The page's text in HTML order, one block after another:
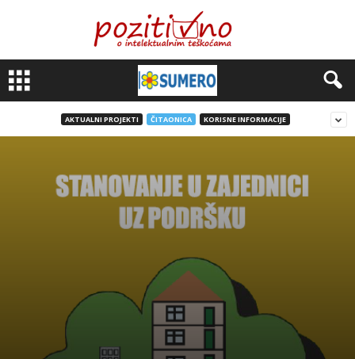
AKTUALNI PROJEKTI ČITAONICA KORISNE INFORMACIJE